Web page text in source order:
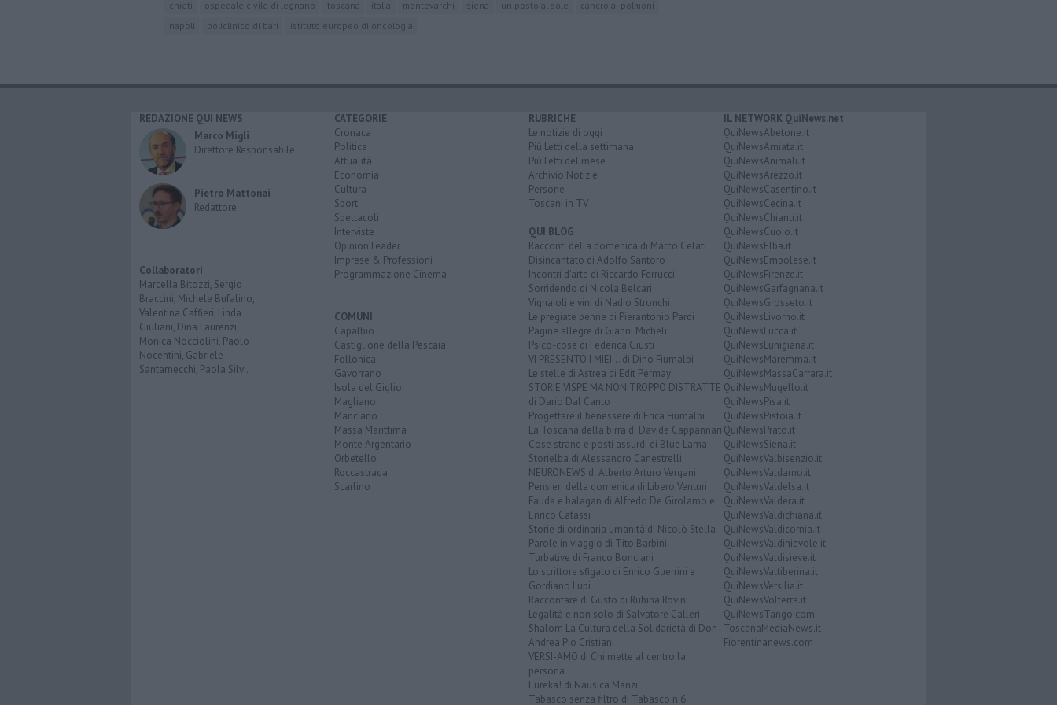
chieti
ospedale civile di legnano toscana italia montevarchi siena un posto al sole
cancro ai polmoni
napoli
policlinico di bari istituto europeo di oncologia
REDAZIONE QUI NEWS
Marco Migli
Direttore Responsabile
Pietro Mattonai
Redattore
Collaboratori
Marcella Bitozzi, Sergio
Braccini, Michele Bufalino,
Valentina Caffieri, Linda
Giuliani, Dina Laurenzi,
Monica Nocciolini, Paolo
Nocentini, Gabriele
Santarnecchi, Paola Silvi.
CATEGORIE
Cronaca
Politica
Attualità
Economia
Cultura
Sport
Spettacoli
Interviste
Opinion Leader
Imprese & Professioni
Programmazione Cinema
COMUNI
Capalbio
Castiglione della Pescaia
Follonica
Gavorrano
Isola del Giglio
Magliano
Manciano
Massa Marittima
Monte Argentario
Orbetello
Roccastrada
Scarlino
RUBRICHE
Le notizie di oggi
Più Letti della settimana
Più Letti del mese
Archivio Notizie
Persone
Toscani in TV
QUI BLOG
Racconti della domenica di Marco Celati
Disincantato di Adolfo Santoro
Incontri d'arte di Riccardo Ferrucci
Sorridendo di Nicola Belcari
Vignaioli e vini di Nadio Stronchi
Le pregiate penne di Pierantonio Pardi
Pagine allegre di Gianni Micheli
Psico-cose di Federica Giusti
VI PRESENTO I MIEI... di Dino Fiumalbi
Le stelle di Astrea di Edit Permay
STORIE VISPE MA NON TROPPO DISTRATTE
di Dario Dal Canto
Progettare il benessere di Erica Fiumalbi
La Toscana della birra di Davide Cappannari
Cose strane e posti assurdi di Blue Lama
Storielba di Alessandro Canestrelli
NEURONEWS di Alberto Arturo Vergani
Pensieri della domenica di Libero Venturi
Fauda e balagan di Alfredo De Girolamo e
Enrico Catassi
Storie di ordinaria umanità di Nicolò Stella
Parole in viaggio di Tito Barbini
Turbative di Franco Bonciani
Lo scrittore sfigato di Enrico Guerrini e
Gordiano Lupi
Raccontare di Gusto di Rubina Rovini
Legalità e non solo di Salvatore Calleri
Shalom La Cultura della Solidarietà di Don
Andrea Pio Cristiani
VERSI-AMO di Chi mette al centro la
persona
Eureka! di Nausica Manzi
Tabasco senza filtro di Tabasco n.6
IL NETWORK QuiNews.net
QuiNewsAbetone.it
QuiNewsAmiata.it
QuiNewsAnimali.it
QuiNewsArezzo.it
QuiNewsCasentino.it
QuiNewsCecina.it
QuiNewsChianti.it
QuiNewsCuoio.it
QuiNewsElba.it
QuiNewsEmpolese.it
QuiNewsFirenze.it
QuiNewsGarfagnana.it
QuiNewsGrosseto.it
QuiNewsLivorno.it
QuiNewsLucca.it
QuiNewsLunigiana.it
QuiNewsMaremma.it
QuiNewsMassaCarrara.it
QuiNewsMugello.it
QuiNewsPisa.it
QuiNewsPistoia.it
QuiNewsPrato.it
QuiNewsSiena.it
QuiNewsValbisenzio.it
QuiNewsValdarno.it
QuiNewsValdelsa.it
QuiNewsValdera.it
QuiNewsValdichiana.it
QuiNewsValdicornia.it
QuiNewsValdinievole.it
QuiNewsValdisieve.it
QuiNewsValtiberina.it
QuiNewsVersilia.it
QuiNewsVolterra.it
QuiNewsTango.com
ToscanaMediaNews.it
Fiorentinanews.com